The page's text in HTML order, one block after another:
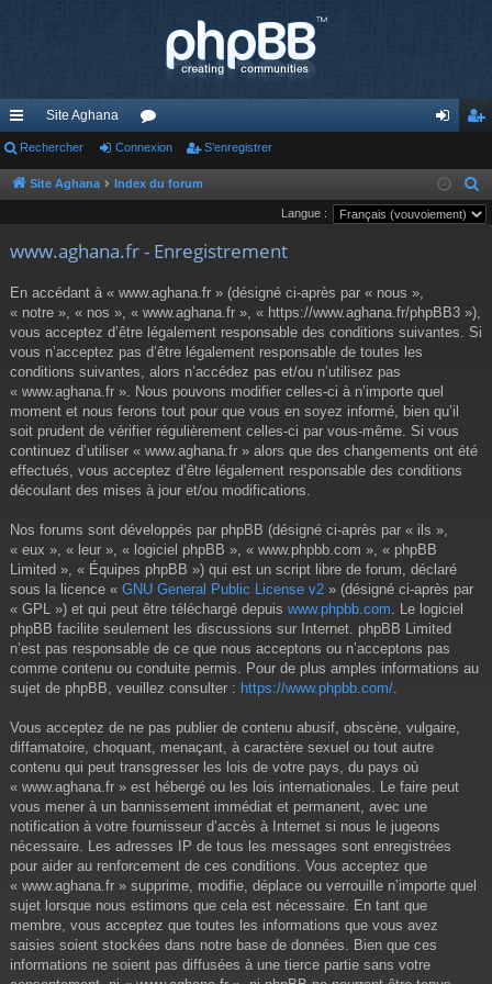
cc
ès
pi
Site Aghana
or
u ne
xi
nr
eg
r
Rechercher Connexion S’enregistrer
Site Aghana Index du forum
e
Langue :
www.aghana.fr - Enregistrement
En accédant à « www.aghana.fr » (désigné ci-après par « nous »,
« notre », « nos », « www.aghana.fr », « https://www.aghana.fr/phpBB3 »),
vous acceptez d’être légalement responsable des conditions suivantes. Si
vous n’acceptez pas d’être légalement responsable de toutes les
conditions suivantes, alors n’accédez pas et/ou n’utilisez pas
« www.aghana.fr ». Nous pouvons modifier celles-ci à n’importe quel
moment et nous ferons tout pour que vous en soyez informé, bien qu’il
soit prudent de vérifier régulièrement celles-ci par vous-même. Si vous
continuez d’utiliser « www.aghana.fr » alors que des changements ont été
effectués, vous acceptez d’être légalement responsable des conditions
découlant des mises à jour et/ou modifications.
Nos forums sont développés par phpBB (désigné ci-après par « ils »,
« eux », « leur », « logiciel phpBB », « www.phpbb.com », « phpBB
Limited », « Équipes phpBB ») qui est un script libre de forum, déclaré
sous la licence « GNU General Public License v2 » (désigné ci-après par
« GPL ») et qui peut être téléchargé depuis www.phpbb.com . Le logiciel
phpBB facilite seulement les discussions sur Internet. phpBB Limited
n’est pas responsable de ce que nous acceptons ou n’acceptons pas
comme contenu ou conduite permis. Pour de plus amples informations au
sujet de phpBB, veuillez consulter : https://www.phpbb.com/
Vous acceptez de ne pas publier de contenu abusif, obscène, vulgaire,
diffamatoire, choquant, menaçant, à caractère sexuel ou tout autre
contenu qui peut transgresser les lois de votre pays, du pays où
« www.aghana.fr » est hébergé ou les lois internationales. Le faire peut
vous mener à un bannissement immédiat et permanent, avec une
notification à votre fournisseur d’accès à Internet si nous le jugeons
nécessaire. Les adresses IP de tous les messages sont enregistrées
pour aider au renforcement de ces conditions. Vous acceptez que
« www.aghana.fr » supprime, modifie, déplace ou verrouille n’importe quel
sujet lorsque nous estimons que cela est nécessaire. En tant que
membre, vous acceptez que toutes les informations que vous avez
saisies soient stockées dans notre base de données. Bien que ces
informations ne soient pas diffusées à une tierce partie sans votre